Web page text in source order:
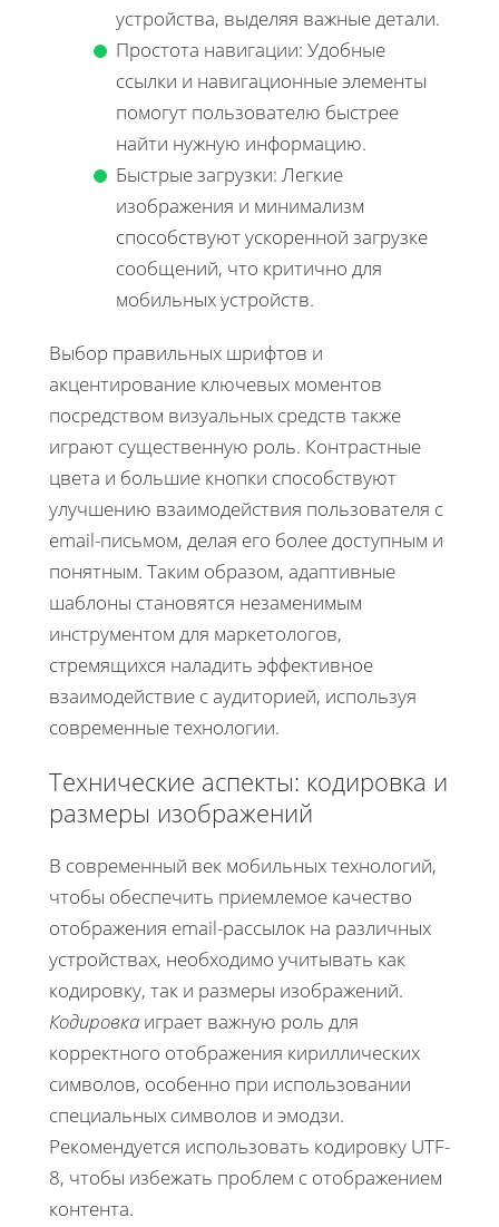
устройства, выделяя важные детали.
Простота навигации: Удобные
ссылки и навигационные элементы
помогут пользователю быстрее
найти нужную информацию.
Быстрые загрузки: Легкие
изображения и минимализм
способствуют ускоренной загрузке
сообщений, что критично для
мобильных устройств.
Выбор правильных шрифтов и
акцентирование ключевых моментов
посредством визуальных средств также
играют существенную роль. Контрастные
цвета и большие кнопки способствуют
улучшению взаимодействия пользователя с
email-письмом, делая его более доступным и
понятным. Таким образом, адаптивные
шаблоны становятся незаменимым
инструментом для маркетологов,
стремящихся наладить эффективное
взаимодействие с аудиторией, используя
современные технологии.
Технические аспекты: кодировка и
размеры изображений
В современный век мобильных технологий,
чтобы обеспечить приемлемое качество
отображения email-рассылок на различных
устройствах, необходимо учитывать как
кодировку, так и размеры изображений.
Кодировка играет важную роль для
корректного отображения кириллических
символов, особенно при использовании
специальных символов и эмодзи.
Рекомендуется использовать кодировку UTF-
8, чтобы избежать проблем с отображением
контента.